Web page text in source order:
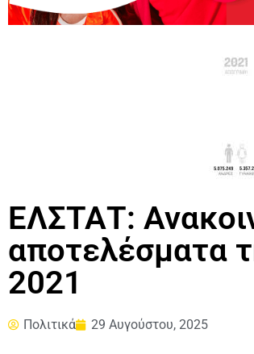
ΕΛΣΤΑΤ:
αποτελέσματα
2021
Πολιτικά 29 Αυγούστου, 2025